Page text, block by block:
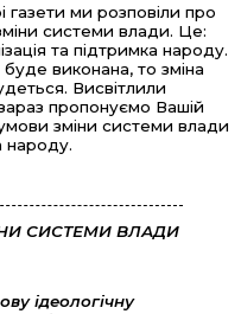
ми розповіли про
системи влади. Це:
та підтримка народу.
виконана, то зміна
Висвітлили
зараз пропонуємо Вашій
зміни системи влади
народу.
СИСТЕМИ ВЛАДИ
ідеологічну